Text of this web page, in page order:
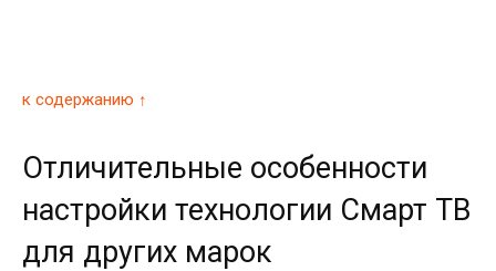
к содержанию ↑
Отличительные особенности
настройки технологии Смарт ТВ
для других марок